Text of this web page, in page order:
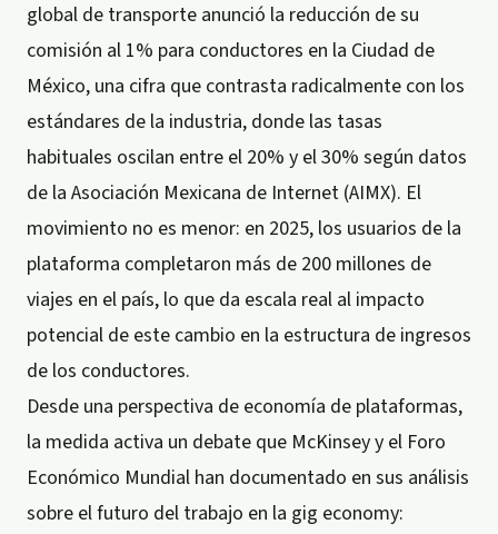
global de transporte anunció la reducción de su
comisión al 1% para conductores en la Ciudad de
México, una cifra que contrasta radicalmente con los
estándares de la industria, donde las tasas
habituales oscilan entre el 20% y el 30% según datos
de la Asociación Mexicana de Internet (AIMX). El
movimiento no es menor: en 2025, los usuarios de la
plataforma completaron más de 200 millones de
viajes en el país, lo que da escala real al impacto
potencial de este cambio en la estructura de ingresos
de los conductores.
Desde una perspectiva de economía de plataformas,
la medida activa un debate que McKinsey y el Foro
Económico Mundial han documentado en sus análisis
sobre el futuro del trabajo en la gig economy: